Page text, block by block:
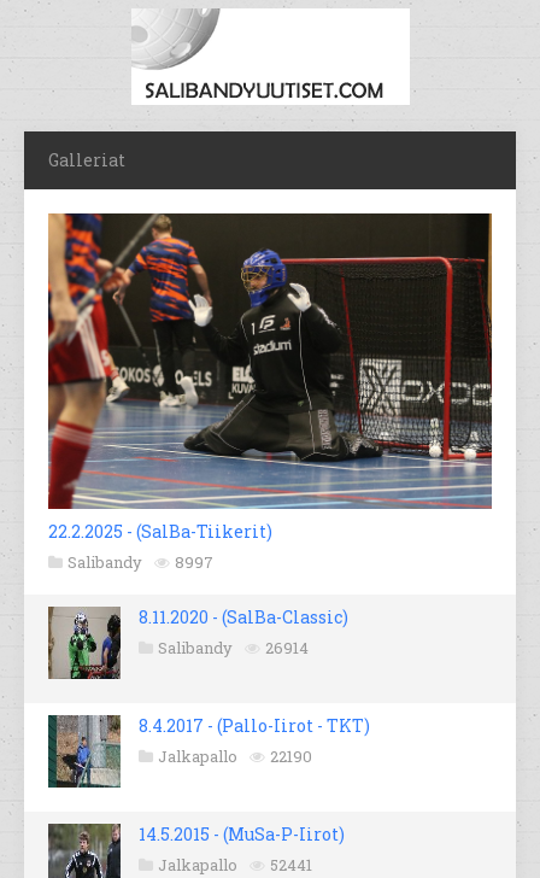
Galleriat
22.2.2025 - (SalBa-Tiikerit)
Salibandy 8997
8.11.2020 - (SalBa-Classic)
Salibandy 26914
8.4.2017 - (Pallo-Iirot - TKT)
Jalkapallo 22190
14.5.2015 - (MuSa-P-Iirot)
Jalkapallo 52441